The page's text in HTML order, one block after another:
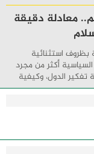
معادلة دقيقة
بظروف استثنائية
أكثر من مجرد
الدول، وكيفية
بين القوة ...